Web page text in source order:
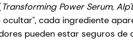
Transforming Power Serum,
cada ingrediente
pueden estar seguros